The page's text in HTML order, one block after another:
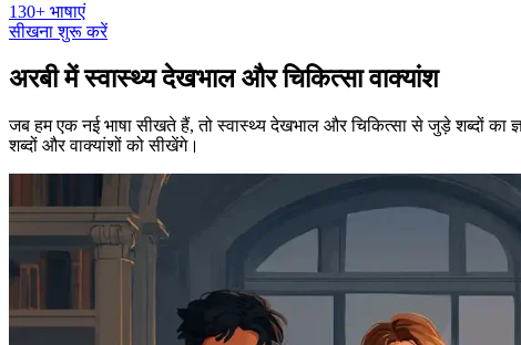
130+ भाषाएं
सीखना शुरू करें
अरबी में स्वास्थ्य देखभाल और चिकित्सा वाक्यांश
जब हम एक नई भाषा सीखते हैं, तो स्वास्थ्य देखभाल और चिकित्सा से जुड़े शब्दों का
शब्दों और वाक्यांशों को सीखेंगे।